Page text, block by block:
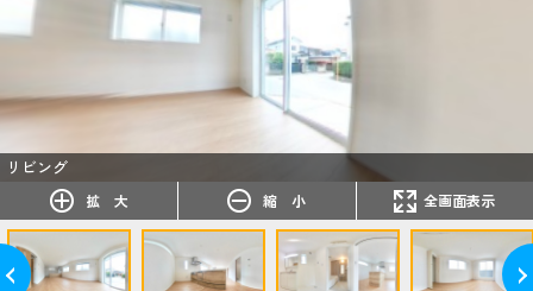
リビング
拡 大 縮 小 全画面表示